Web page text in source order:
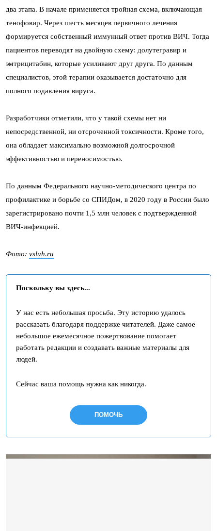
два этапа. В начале применяется тройная схема, включающая
тенофовир. Через шесть месяцев первичного лечения
формируется собственный иммунный ответ против ВИЧ. Тогда
пациентов переводят на двойную схему: долутегравир и
эмтрицитабин, которые усиливают друг друга. По данным
специалистов, этой терапии оказывается достаточно для
полного подавления вируса.
Разработчики отметили, что у такой схемы нет ни
непосредственной, ни отсроченной токсичности. Кроме того,
она обладает максимально возможной долгосрочной
эффективностью и переносимостью.
По данным Федерального научно-методического центра по
профилактике и борьбе со СПИДом, в 2020 году в России было
зарегистрировано почти 1,5 млн человек с подтвержденной
ВИЧ-инфекцией.
Фото: vsluh.ru
Поскольку вы здесь...
У нас есть небольшая просьба. Эту историю удалось
рассказать благодаря поддержке читателей. Даже самое
небольшое ежемесячное пожертвование помогает
работать редакции и создавать важные материалы для
людей.
Сейчас ваша помощь нужна как никогда.
ПОМОЧЬ